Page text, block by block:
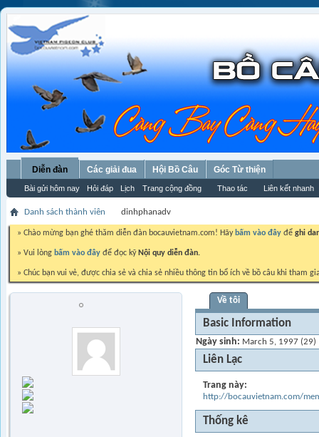
Diễn đàn
Bài gửi hôm nay Hỏi đáp Lịch Trang cộng đồng Thao tác Liên kết nhanh
Các giải đua Hội Bồ Câu Góc Từ thiện
Danh sách thành viên dinhphanadv
» Chào mừng bạn ghé thăm diễn đàn bocauvietnam.com! Hãy bấm vào đây để ghi
» Vui lòng bấm vào đây để đọc kỹ Nội quy diễn đàn.
» Chúc bạn vui vẻ, được chia sẻ và chia sẻ nhiều thông tin bổ ích về bồ câu khi tham
Về tôi
Basic Information
Ngày sinh March 5, 1997 (29)
Liên Lạc
Trang này
http://bocauvietnam.com/
Thống kê